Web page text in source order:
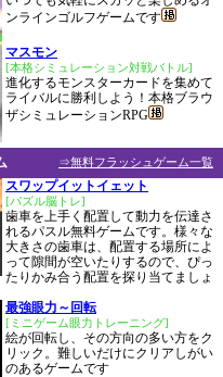
ンラインゴルフゲームです
マスモン
[本格シミュレーション対戦バトル]
進化するモンスターカードを集めて
ライバルに勝利しよう！本格ブラウ
ザシミュレーションRPG
⇒無料フラッシュゲーム一覧
スワップイットイェット
[パズル脳トレ]
歯車を上手く配置して動力を伝達さ
れるパスル無料ゲームです。様々な
大きさの歯車は、配置する場所によ
って隙間が空いたりするので、ぴっ
たりかみ合う配置を探り当てましょ
最強眼力～回転
[ミニゲーム眼力トレーニング]
絵が回転し、その方向の多い方をク
リック。難しいだけにクリアしがい
のあるゲームです